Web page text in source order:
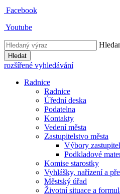
Facebook
Youtube
Hledat
rozšířené vyhledávání
Radnice
Radnice
Úřední deska
Podatelna
Kontakty
Vedení města
Zastupitelstvo města
Výbory
Podkladové
Komise starostky
Vyhlášky, nařízení a
Městský úřad
Životní situace a